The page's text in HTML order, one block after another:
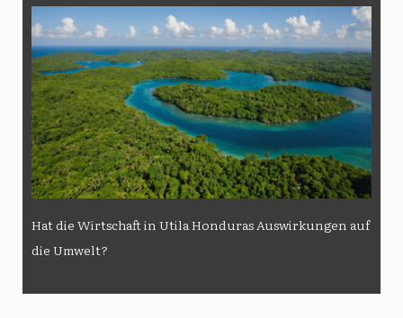
Hat die Wirtschaft in Utila Honduras Auswirkungen auf
die Umwelt?